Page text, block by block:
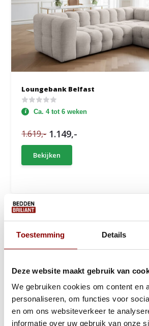
Toestemming Details
Deze website maakt gebruik van
We gebruiken cookies om content en
personaliseren, om functies voor
en om ons websiteverkeer te
informatie over uw gebruik van onze
Loungebank Belfast
Ca. 4 tot 6 weken
1.619,- 1.149,-
Bekijken